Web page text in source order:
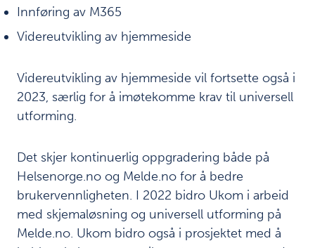
r
n
g
l
i
i
l
l
i
Innføring av M365
Videreutvikling av hjemmeside
Videreutvikling av hjemmeside vil fortsette også i
2023, særlig for å imøtekomme krav til universell
utforming.
Det skjer kontinuerlig oppgradering både på
Helsenorge.no og Melde.no for å bedre
brukervennligheten. I 2022 bidro Ukom i arbeid
med skjemaløsning og universell utforming på
Melde.no. Ukom bidro også i prosjektet med å